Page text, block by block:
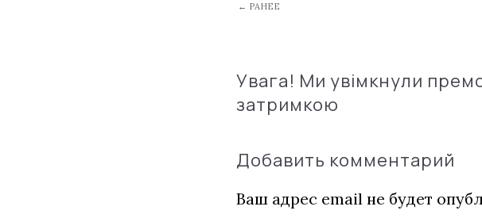
← РАНЕЕ
Увага! Ми увімкнули
затримкою
Добавить комментарий
Ваш адрес email не будет